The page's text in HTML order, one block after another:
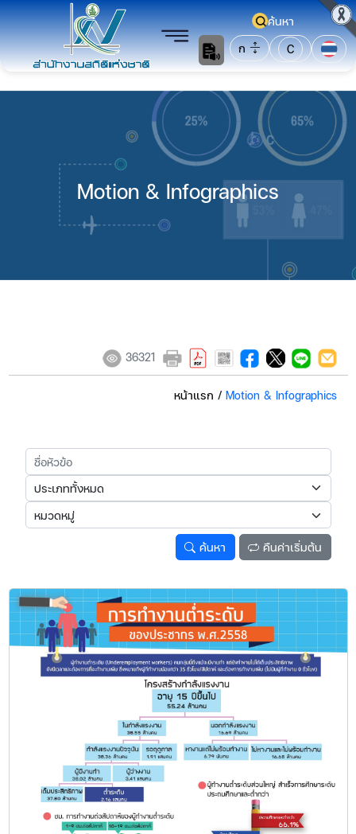
ค้นหา
ก
C
Motion & Infographics
36321
หน้าแรก / Motion & Infographics
ค้นหา คืนค่าเริ่มต้น